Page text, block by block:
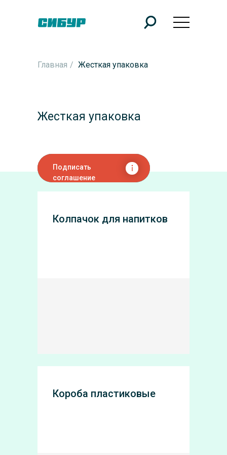
Подписать
соглашение
Главная / Жесткая упаковка
Жесткая упаковка
Колпачок для напитков
Короба пластиковые